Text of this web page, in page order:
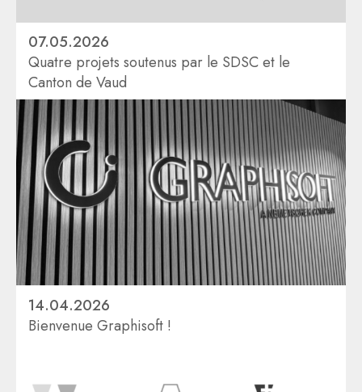
07.05.2026
Quatre projets soutenus par le SDSC et le
Canton de Vaud
14.04.2026
Bienvenue Graphisoft !